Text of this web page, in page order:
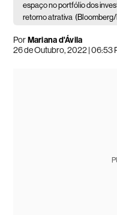
espaço no portfólio dos
retorno atrativa
PorMariana d'Ávila
26 de Outubro, 2022 | 06:53